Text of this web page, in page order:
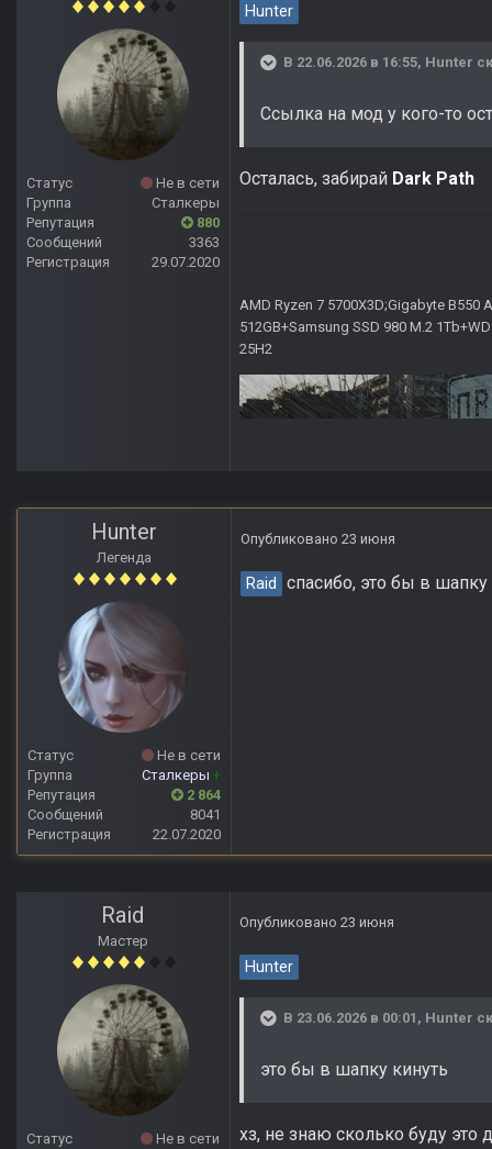
Статус
Не в сети
Группа
Сталкеры
Репутация
880
Сообщений
3363
Регистрация
29.07.2020
Hunter
В 22.06.2026 в 16:55, Hunter
Ссылка на мод у кого-то
Осталась, забирай Dark Path
AMD Ryzen 7 5700X3D;Gigabyte B550
512GB+Samsung SSD 980 M.2
25H2
Hunter
Легенда
Статус
Не в сети
Группа
Сталкеры +
Репутация
2 864
Сообщений
8041
Регистрация
22.07.2020
Опубликовано 23 июня
Raid спасибо, это бы в шапку
Raid
Мастер
Статус
Не в сети
Опубликовано 23 июня
Hunter
В 23.06.2026 в 00:01, Hunter
это бы в шапку кинуть
хз, не знаю сколько буду это